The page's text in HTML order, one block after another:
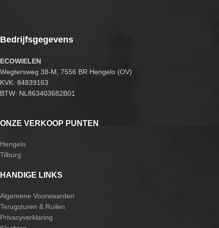
Bedrijfsgegevens
ECOWIELEN
Wegtersweg 38-M, 7556 BR Hengelo (OV)
KVK: 84839163
BTW: NL863403682B01
ONZE VERKOOP PUNTEN
Hengelo
Tilburg
HANDIGE LINKS
Algemene Voorwaarden
Terugsturen & Ruilen
Privacyverklaring